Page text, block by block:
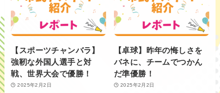
【スポーツチャンバラ】
強靭な外国人選手と対
戦、世界大会で優勝！
2025年2月2日
【卓球】昨年の悔しさを
バネに、チームでつかん
だ準優勝！
2025年2月2日